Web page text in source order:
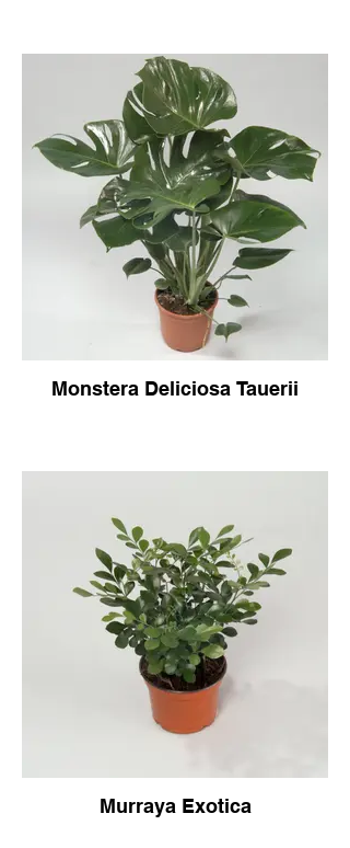
Monstera Deliciosa Tauerii
Murraya Exotica